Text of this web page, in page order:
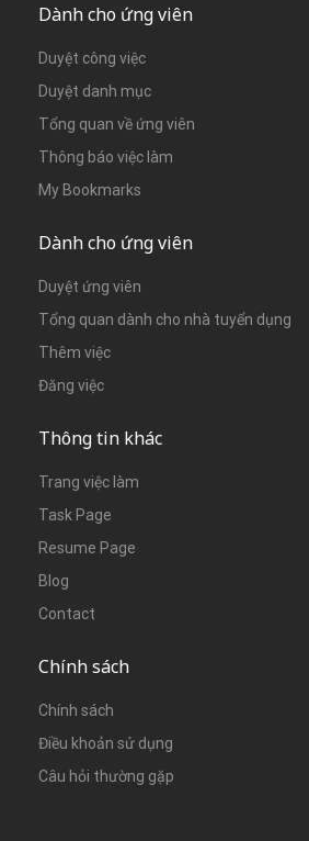
Dành cho ứng viên
Duyệt công việc
Duyệt danh mục
Tổng quan về ứng viên
Thông báo việc làm
My Bookmarks
Dành cho ứng viên
Duyệt ứng viên
Tổng quan dành cho nhà tuyển dụng
Thêm việc
Đăng việc
Thông tin khác
Trang việc làm
Task Page
Resume Page
Blog
Contact
Chính sách
Chính sách
Điều khoản sử dụng
Câu hỏi thường gặp